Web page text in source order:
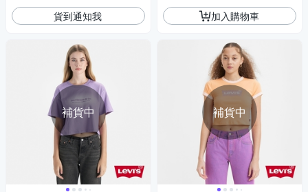
貨到通知我
補貨中
加入購物車
補貨中